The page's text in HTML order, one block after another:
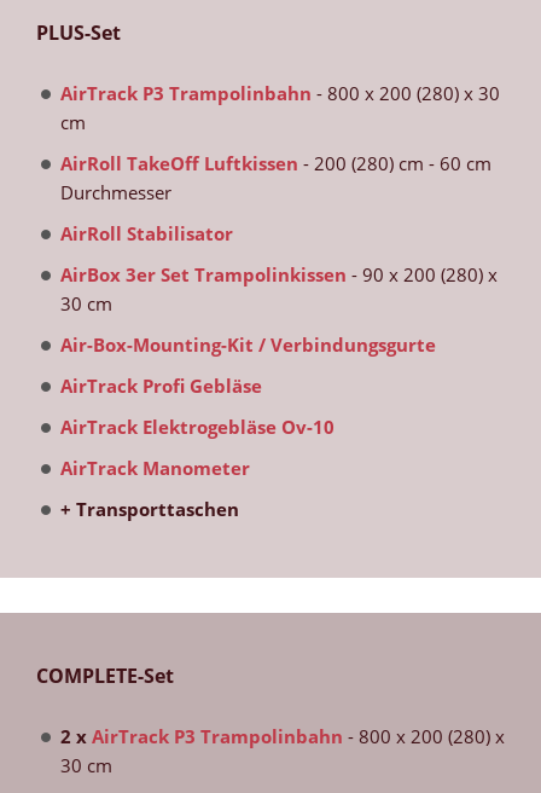
PLUS-Set
AirTrack P3 Trampolinbahn - 800 x 200 (280) x 30
cm
AirRoll TakeOff Luftkissen - 200 (280) cm - 60 cm
Durchmesser
AirRoll Stabilisator
AirBox 3er Set Trampolinkissen - 90 x 200 (280) x
30 cm
Air-Box-Mounting-Kit / Verbindungsgurte
AirTrack Profi Gebläse
AirTrack Elektrogebläse Ov-10
AirTrack Manometer
+ Transporttaschen
COMPLETE-Set
2 x AirTrack P3 Trampolinbahn - 800 x 200 (280) x
30 cm